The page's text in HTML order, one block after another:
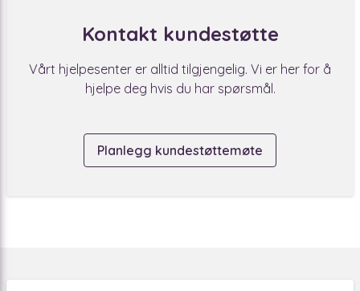
Kontakt kundestøtte
Vårt hjelpesenter er alltid tilgjengelig. Vi er her for å
hjelpe deg hvis du har spørsmål.
Planlegg kundestøttemøte